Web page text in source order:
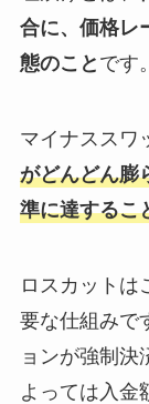
合に、価格レ
態のこと です。
マイナススワ
がどんどん膨
準に達するこ
ロスカットは
要な仕組みで
ョンが強制決
よっては入金